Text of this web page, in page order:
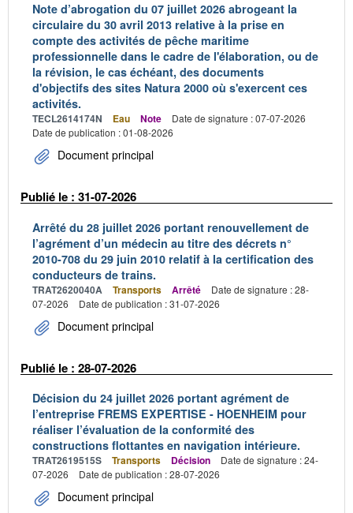
Note d’abrogation du 07 juillet 2026 abrogeant la
circulaire du 30 avril 2013 relative à la prise en
compte des activités de pêche maritime
professionnelle dans le cadre de l'élaboration, ou de
la révision, le cas échéant, des documents
d'objectifs des sites Natura 2000 où s'exercent ces
activités.
TECL2614174N Eau Note
Date de signature : 07-07-2026
Date de publication : 01-08-2026
Document principal
Publié le : 31-07-2026
Arrêté du 28 juillet 2026 portant renouvellement de
l’agrément d’un médecin au titre des décrets n°
2010-708 du 29 juin 2010 relatif à la certification des
conducteurs de trains.
TRAT2620040A Transports Arrêté
Date de signature : 28-
07-2026
Date de publication : 31-07-2026
Document principal
Publié le : 28-07-2026
Décision du 24 juillet 2026 portant agrément de
l’entreprise FREMS EXPERTISE - HOENHEIM pour
réaliser l’évaluation de la conformité des
constructions flottantes en navigation intérieure.
TRAT2619515S Transports Décision
Date de signature : 24-
07-2026
Date de publication : 28-07-2026
Document principal